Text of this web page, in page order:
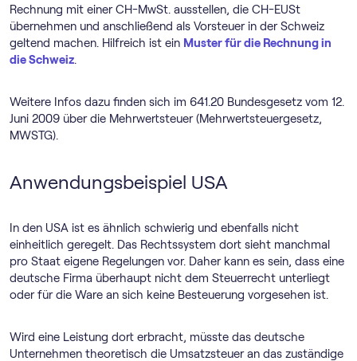
Rechnung mit einer CH-MwSt. ausstellen, die CH-EUSt
übernehmen und anschließend als Vorsteuer in der Schweiz
geltend machen. Hilfreich ist ein Muster für die Rechnung in
die Schweiz.
Weitere Infos dazu finden sich im 641.20 Bundesgesetz vom 12.
Juni 2009 über die Mehrwertsteuer (Mehrwertsteuergesetz,
MWSTG).
Anwendungsbeispiel USA
In den USA ist es ähnlich schwierig und ebenfalls nicht
einheitlich geregelt. Das Rechtssystem dort sieht manchmal
pro Staat eigene Regelungen vor. Daher kann es sein, dass eine
deutsche Firma überhaupt nicht dem Steuerrecht unterliegt
oder für die Ware an sich keine Besteuerung vorgesehen ist.
Wird eine Leistung dort erbracht, müsste das deutsche
Unternehmen theoretisch die Umsatzsteuer an das zuständige